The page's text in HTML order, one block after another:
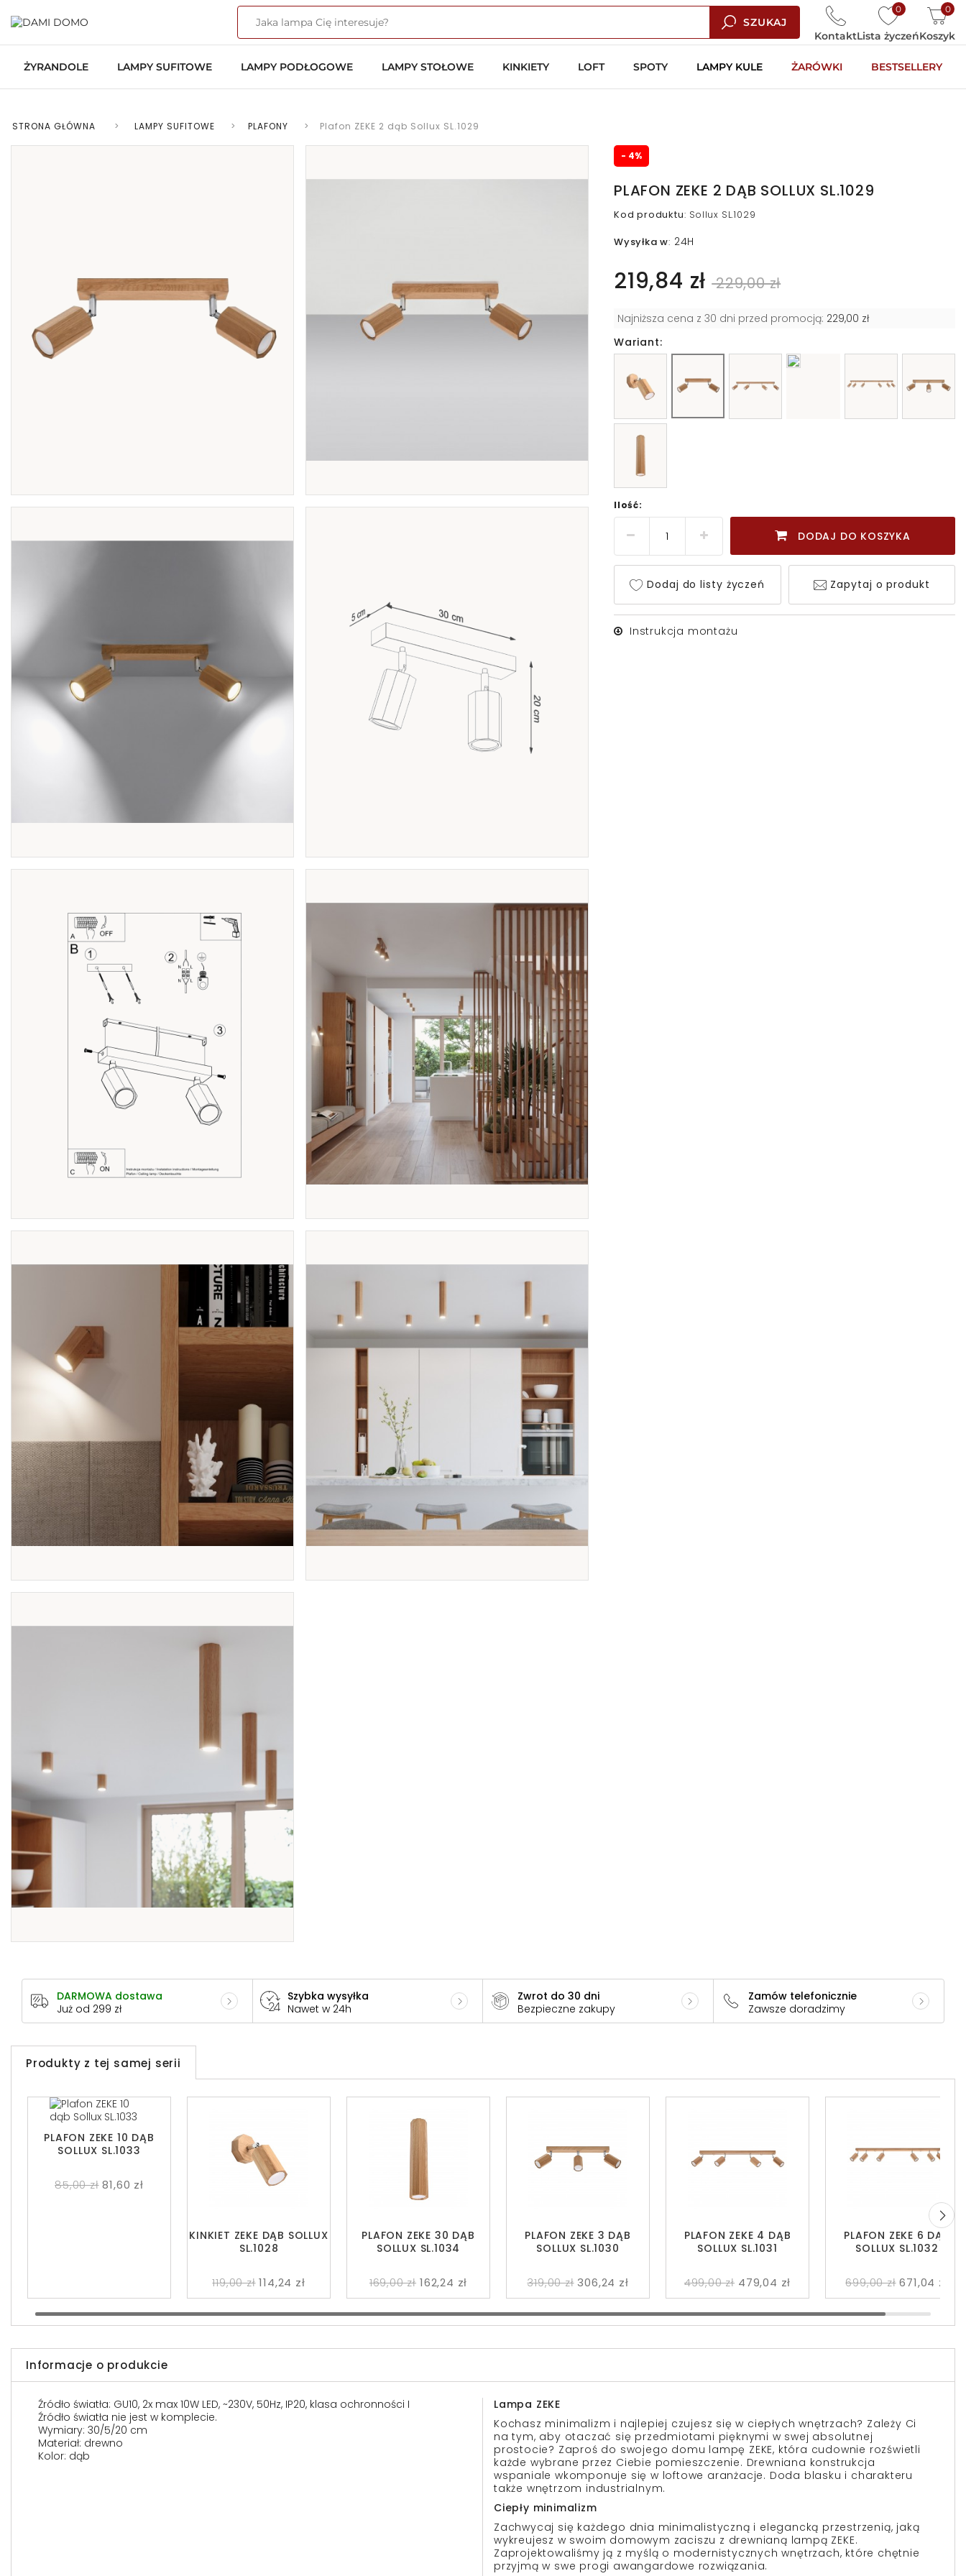
SZUKAJ
0
Lista życzeń
0
Koszyk
Kontakt
ŻYRANDOLE LAMPY SUFITOWE LAMPY PODŁOGOWE LAMPY STOŁOWE KINKIETY LOFT SPOTY LAMPY KULE ŻARÓWKI BESTSELLERY
STRONA GŁÓWNA > LAMPY SUFITOWE > PLAFONY > Plafon ZEKE 2 dąb Sollux SL.1029
- 4%
PLAFON ZEKE 2 DĄB SOLLUX SL.1029
Kod produktu: Sollux SL.1029
Wysyłka w: 24H
219,84 zł 229,00 zł
Najniższa cena z 30 dni przed promocją: 229,00 zł
Wariant:
Ilość:
DODAJ DO KOSZYKA
Dodaj do listy życzeń Zapytaj o produkt
Instrukcja montażu
DARMOWA dostawa
Już od 299 zł
Szybka wysyłka
Nawet w 24h
Zwrot do 30 dni
Bezpieczne zakupy
Zamów telefonicznie
Zawsze doradzimy
Produkty z tej samej serii
PLAFON ZEKE 10 DĄB
SOLLUX SL.1033
85,00 zł 81,60 zł
PLAFON ZEKE 30 DĄB
SOLLUX SL.1034
169,00 zł 162,24 zł
PLAFON ZEKE 3 DĄB
SOLLUX SL.1030
319,00 zł 306,24 zł
PLAFON ZEKE 4 DĄB
SOLLUX SL.1031
499,00 zł 479,04 zł
PLAFON ZEKE 6 DĄB
SOLLUX SL.1032
699,00 zł 671,04 zł
KINKIET ZEKE DĄB SOLLUX
SL.1028
119,00 zł 114,24 zł
Informacje o produkcie
Źródło światła: GU10, 2x max 10W LED, ~230V, 50Hz, IP20, klasa ochronności I
Źródło światła nie jest w komplecie.
Wymiary: 30/5/20 cm
Materiał: drewno
Kolor: dąb
Lampa ZEKE
Kochasz minimalizm i najlepiej czujesz się w ciepłych wnętrzach? Zależy Ci
na tym, aby otaczać się przedmiotami pięknymi w swej absolutnej
prostocie? Zaproś do swojego domu lampę ZEKE, która cudownie rozświetli
każde wybrane przez Ciebie pomieszczenie. Drewniana konstrukcja
wspaniale wkomponuje się w loftowe aranżacje. Doda blasku i charakteru
także wnętrzom industrialnym.
Ciepły minimalizm
Zachwycaj się każdego dnia minimalistyczną i elegancką przestrzenią, jaką
wykreujesz w swoim domowym zaciszu z drewnianą lampą ZEKE.
Zaprojektowaliśmy ją z myślą o modernistycznych wnętrzach, które chętnie
przyjmą w swe progi awangardowe rozwiązania.